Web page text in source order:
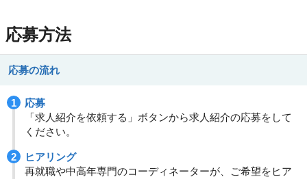
応募方法
応募の流れ
応募
「求人紹介を依頼する」ボタンから求人紹介の応募をして
ください。
ヒアリング
再就職や中高年専門のコーディネーターが、ご希望をヒア